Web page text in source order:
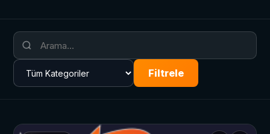
Filtrele